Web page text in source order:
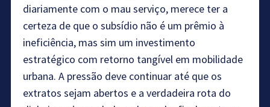
diariamente com o mau serviço, merece ter a
certeza de que o subsídio não é um prêmio à
ineficiência, mas sim um investimento
estratégico com retorno tangível em mobilidade
urbana. A pressão deve continuar até que os
extratos sejam abertos e a verdadeira rota do